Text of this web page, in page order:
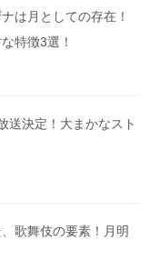
は月としての存在！
特徴3選！
送決定！大まかなスト
歌舞伎の要素！月明